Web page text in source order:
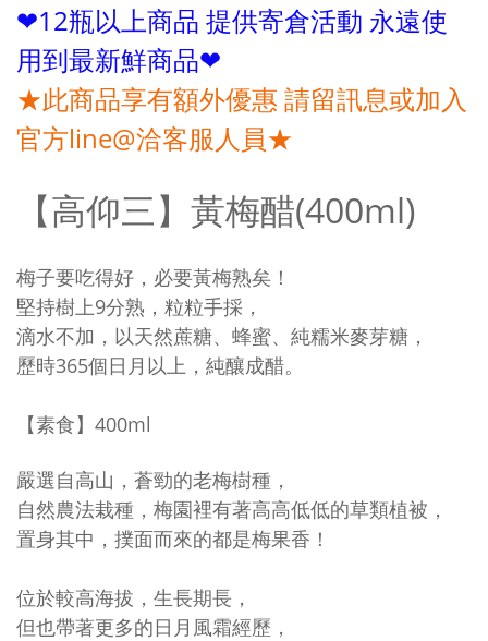
❤12瓶以上商品 提供寄倉活動 永遠使
用到最新鮮商品❤
★此商品享有額外優惠 請留訊息或加入
官方line@洽客服人員★
【高仰三】黃梅醋(400ml)
梅子要吃得好，必要黃梅熟矣！
堅持樹上9分熟，粒粒手採，
滴水不加，以天然蔗糖、蜂蜜、純糯米麥芽糖，
歷時365個日月以上，純釀成醋。
【素食】400ml
嚴選自高山，蒼勁的老梅樹種，
自然農法栽種，梅園裡有著高高低低的草類植被，
置身其中，撲面而來的都是梅果香！
位於較高海拔，生長期長，
但也帶著更多的日月風霜經歷，